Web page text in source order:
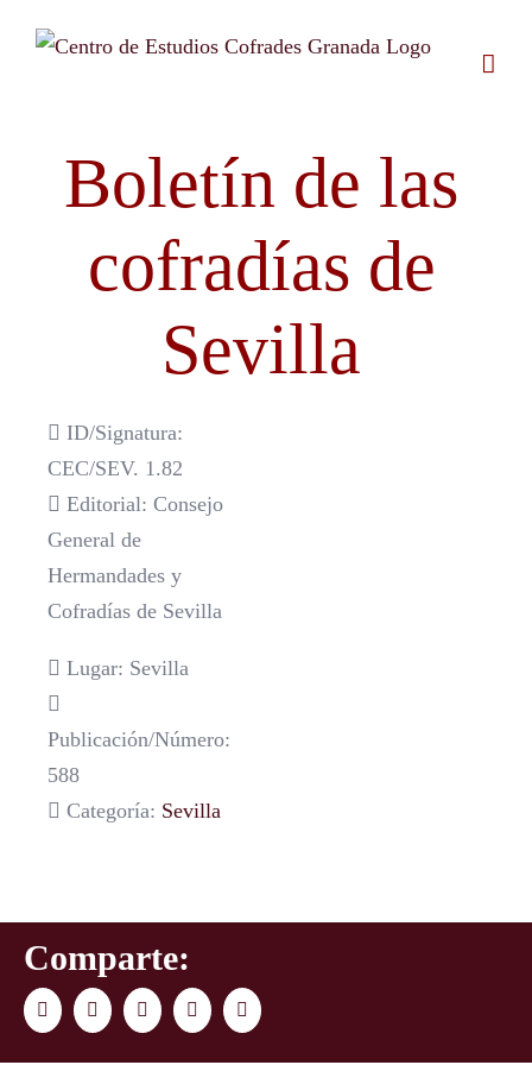
Boletín de las
cofradías de
Sevilla
ID/Signatura:
CEC/SEV. 1.82
Editorial: Consejo
General de
Hermandades y
Cofradías de Sevilla
Lugar: Sevilla
Publicación/Número:
588
Categoría: Sevilla
Comparte:
FacebookTwitter LinkedInWhatsAppCorreo
electrónico